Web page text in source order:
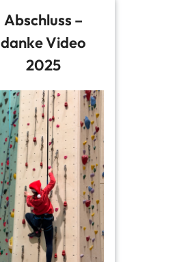
Abschluss –
danke Video
2025